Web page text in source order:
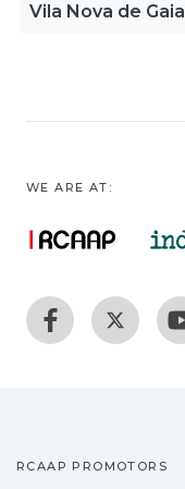
Vila Nova de Gaia
WE ARE AT:
RCAAP PROMOTORS